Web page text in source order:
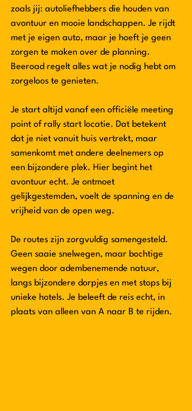
zoals jij: autoliefhebbers die houden van
avontuur en mooie landschappen. Je rijdt
met je eigen auto, maar je hoeft je geen
zorgen te maken over de planning.
Beeroad regelt alles wat je nodig hebt om
zorgeloos te genieten.
Je start altijd vanaf een officiële meeting
point of rally start locatie. Dat betekent
dat je niet vanuit huis vertrekt, maar
samenkomt met andere deelnemers op
een bijzondere plek. Hier begint het
avontuur echt. Je ontmoet
gelijkgestemden, voelt de spanning en de
vrijheid van de open weg.
De routes zijn zorgvuldig samengesteld.
Geen saaie snelwegen, maar bochtige
wegen door adembenemende natuur,
langs bijzondere dorpjes en met stops bij
unieke hotels. Je beleeft de reis echt, in
plaats van alleen van A naar B te rijden.